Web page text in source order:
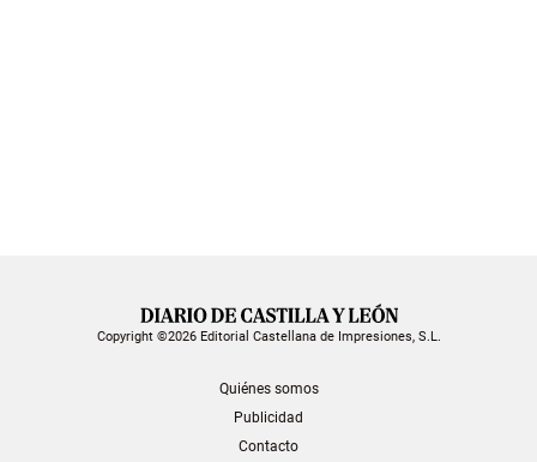
Copyright ©2026 Editorial Castellana de Impresiones, S.L.
Quiénes somos
Publicidad
Contacto